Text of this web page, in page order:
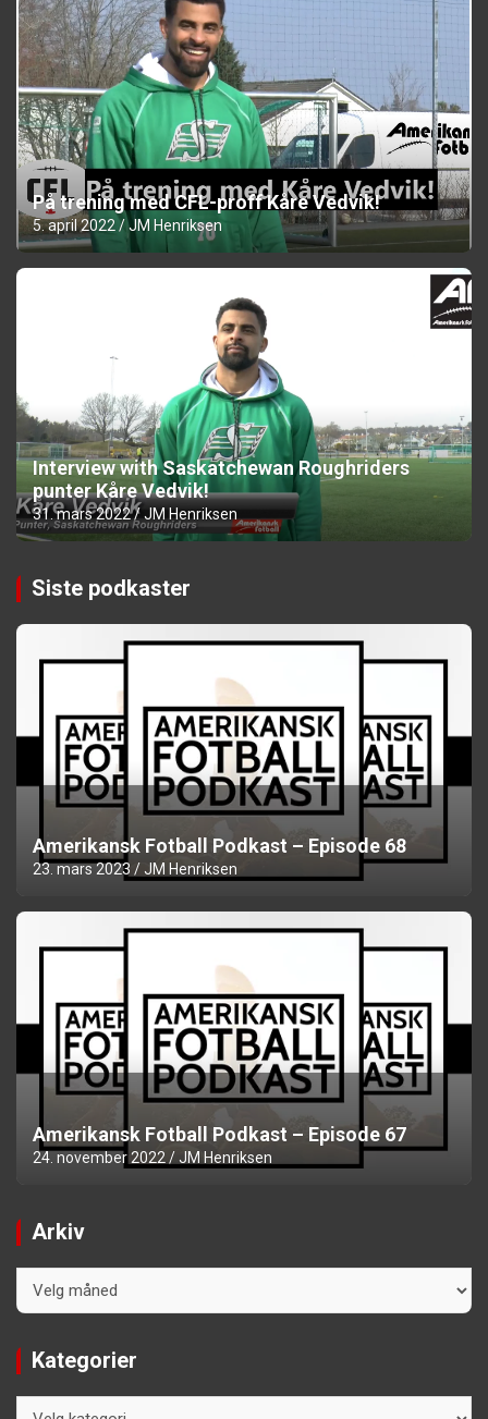
På trening med CFL-proff Kåre Vedvik!
5. april 2022 JM Henriksen
Interview with Saskatchewan Roughriders
punter Kåre Vedvik!
31. mars 2022 JM Henriksen
Siste podkaster
Amerikansk Fotball Podkast – Episode 68
23. mars 2023 JM Henriksen
Amerikansk Fotball Podkast – Episode 67
24. november 2022 JM Henriksen
Arkiv
Kategorier